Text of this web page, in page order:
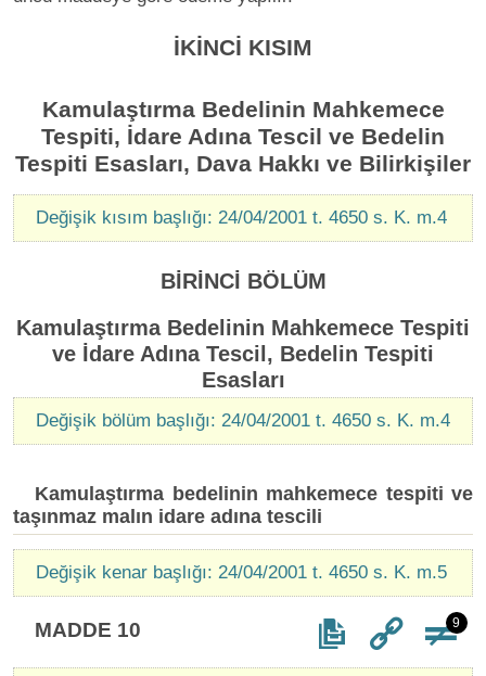
İKİNCİ KISIM
Kamulaştırma Bedelinin Mahkemece
Tespiti, İdare Adına Tescil ve Bedelin
Tespiti Esasları, Dava Hakkı ve Bilirkişiler
Değişik kısım başlığı: 24/04/2001 t. 4650 s. K. m.4
BİRİNCİ BÖLÜM
Kamulaştırma Bedelinin Mahkemece Tespiti
ve İdare Adına Tescil, Bedelin Tespiti
Esasları
Değişik bölüm başlığı: 24/04/2001 t. 4650 s. K. m.4
Kamulaştırma bedelinin mahkemece tespiti ve
taşınmaz malın idare adına tescili
Değişik kenar başlığı: 24/04/2001 t. 4650 s. K. m.5
MADDE 10 9